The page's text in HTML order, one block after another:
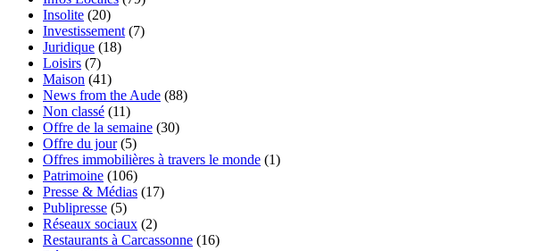
Insolite (20)
Investissement (7)
Juridique (18)
Loisirs (7)
Maison (41)
News from the Aude (88)
Non classé (11)
Offre de la semaine (30)
Offre du jour(5)
Offres immobilières à travers le monde (1)
Patrimoine (106)
Presse & Médias (17)
Publipresse (5)
Réseaux sociaux (2)
Restaurants à Carcassonne (16)